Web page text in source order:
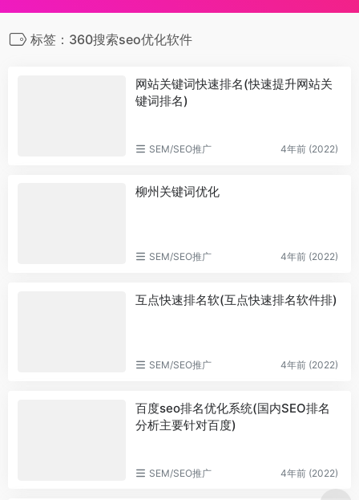
标签：360搜索seo优化软件
网站关键词快速排名(快速提升网站关
键词排名)
SEM/SEO推广 4年前 (2022)
柳州关键词优化
SEM/SEO推广 4年前 (2022)
互点快速排名软(互点快速排名软件排)
SEM/SEO推广 4年前 (2022)
百度seo排名优化系统(国内SEO排名
分析主要针对百度)
SEM/SEO推广 4年前 (2022)